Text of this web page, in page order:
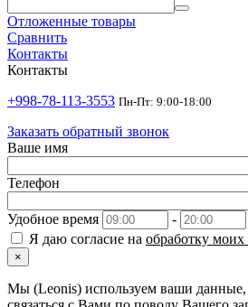
Отложенные товары
Сравнить
Контакты
Контакты
+998-78-113-3553 Пн-Пт: 9:00-18:00
Заказать обратный звонок
Ваше имя
Телефон
Удобное время
-
Я даю согласие на обработку
×
Мы (Leonis) используем ваши данные,